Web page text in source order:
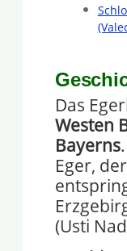
Das
Westen
Bayerns
Eger,
(Usti